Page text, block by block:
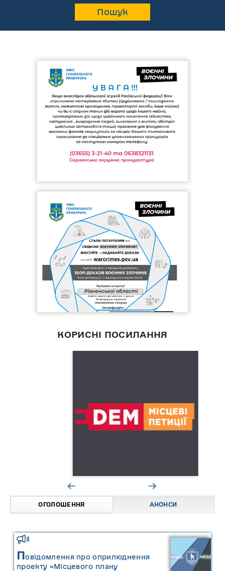
КОРИСНІ ПОСИЛАННЯ
ОГОЛОШЕННЯ АНОНСИ
Повідомлення про оприлюднення
проекту «Місцевого плану